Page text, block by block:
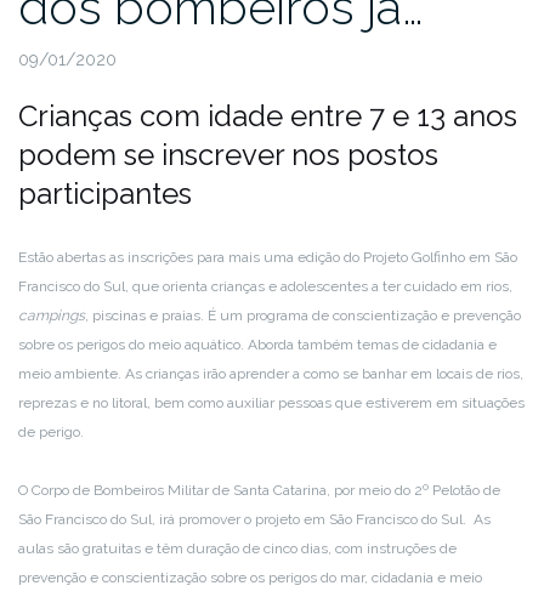
09/01/2020
Crianças com idade entre 7 e 13 anos
podem se inscrever nos postos
participantes
Estão abertas as inscrições para mais uma edição do Projeto Golfinho em São
Francisco do Sul, que orienta crianças e adolescentes a ter cuidado em rios,
campings, piscinas e praias. É um programa de conscientização e prevenção
sobre os perigos do meio aquático. Aborda também temas de cidadania e
meio ambiente. As crianças irão aprender a como se banhar em locais de rios,
reprezas e no litoral, bem como auxiliar pessoas que estiverem em situações
de perigo.
O Corpo de Bombeiros Militar de Santa Catarina, por meio do 2º Pelotão de
São Francisco do Sul, irá promover o projeto em São Francisco do Sul. As
aulas são gratuitas e têm duração de cinco dias, com instruções de
prevenção e conscientização sobre os perigos do mar, cidadania e meio